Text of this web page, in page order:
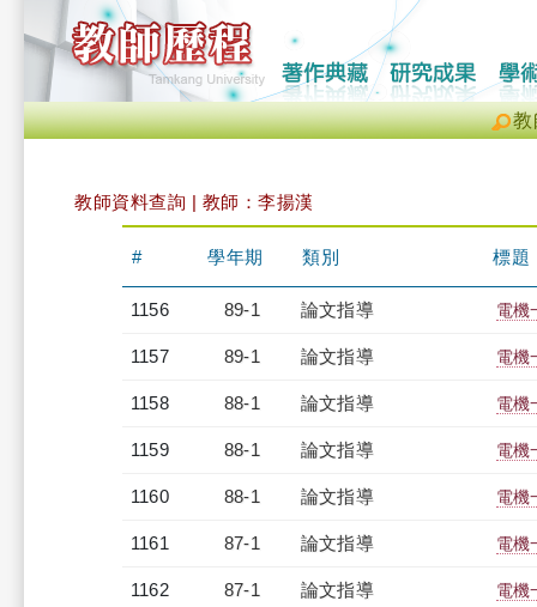
教
教師資料查詢 | 教師：李揚漢
# 學年期 類別 標題
1156 89-1 論文指導 電機
1157 89-1 論文指導 電機
1158 88-1 論文指導 電機
1159 88-1 論文指導 電機
1160 88-1 論文指導 電機
1161 87-1 論文指導 電機
1162 87-1 論文指導 電機